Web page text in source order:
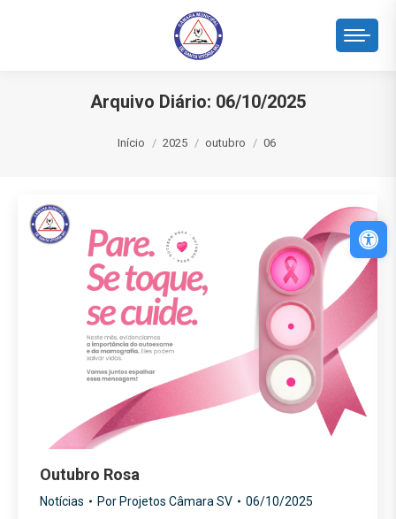
Arquivo Diário: 06/10/2025
Início 2025 outubro 06
Outubro Rosa
Notícias Por Projetos Câmara SV
06/10/2025